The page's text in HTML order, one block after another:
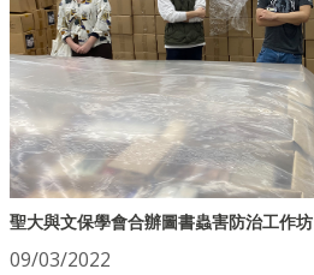
聖大與文保學會合辦圖書蟲害防治工作坊
09/03/2022